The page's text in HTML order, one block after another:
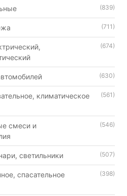
(839)
(711)
(674)
(630)
климатическое
(561)
смеси и
(546)
светильники (507)
спасательное
(398)